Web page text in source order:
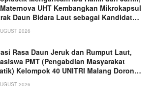
UHT Kembangkan Mikrokapsul
Daun Bidara Laut sebagai Kandidat
Plasenta
2026
Rasa Daun Jeruk dan Rumput Laut,
PMT (Pengabdian Masyarakat
Kelompok 40 UNITRI Malang Dorong
Saing UMKM “Kerupuk Singkong
Putra” di Kota Batu
2026